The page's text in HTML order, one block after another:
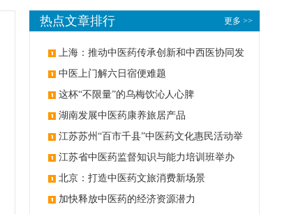
更多 >>
热点文章排行
上海：推动中医药传承创新和中西医协同发
展 中医上门解六日宿便难题
这杯“不限量”的乌梅饮沁人心脾
湖南发展中医药康养旅居产品
江苏苏州“百市千县”中医药文化惠民活动举
办 江苏省中医药监督知识与能力培训班举办
北京：打造中医药文旅消费新场景
加快释放中医药的经济资源潜力